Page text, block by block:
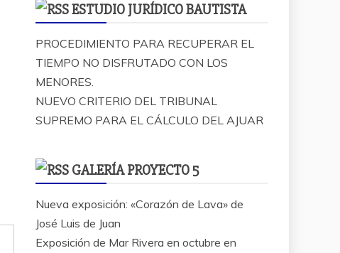
ESTUDIO JURÍDICO BAUTISTA
PROCEDIMIENTO PARA RECUPERAR EL
TIEMPO NO DISFRUTADO CON LOS
MENORES.
NUEVO CRITERIO DEL TRIBUNAL
SUPREMO PARA EL CÁLCULO DEL AJUAR
GALERÍA PROYECTO 5
Nueva exposición: «Corazón de Lava» de
José Luis de Juan
Exposición de Mar Rivera en octubre en